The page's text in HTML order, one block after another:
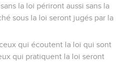
la loi périront aussi sans la
sous la loi seront jugés par la
qui écoutent la loi qui sont
qui pratiquent la loi seront